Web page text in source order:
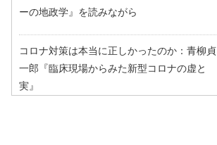
ーの地政学』を読みながら
コロナ対策は本当に正しかったのか：青柳貞
一郎『臨床現場からみた新型コロナの虚と
実』